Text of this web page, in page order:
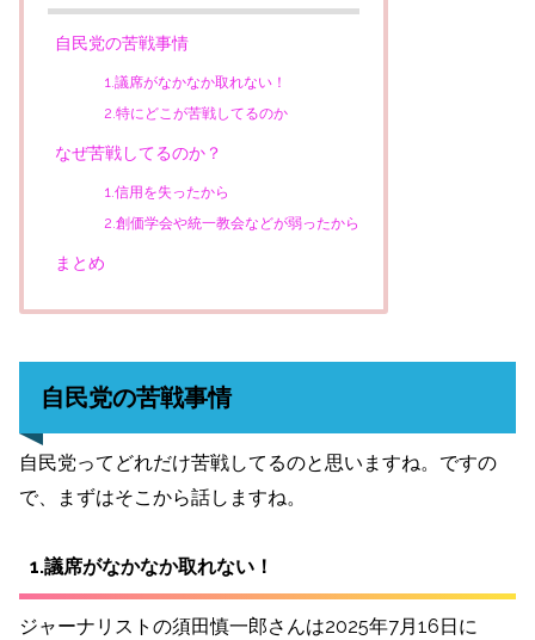
自民党の苦戦事情
1.議席がなかなか取れない！
2.特にどこが苦戦してるのか
なぜ苦戦してるのか？
1.信用を失ったから
2.創価学会や統一教会などが弱ったから
まとめ
自民党の苦戦事情
自民党ってどれだけ苦戦してるのと思いますね。ですの
で、まずはそこから話しますね。
1.議席がなかなか取れない！
ジャーナリストの須田慎一郎さんは2025年7月16日に